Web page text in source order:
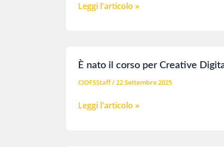
Call4Talents:
le
imprese
del
Leggi l'articolo »
È nato il corso per Creative
CIOFSStaff/22 Settembre 2025
È
Leggi l'articolo »